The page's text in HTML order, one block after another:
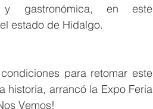
y gastronómica, en este
estado de Hidalgo.
para retomar este
historia, arrancó la Expo Feria
Vemos!